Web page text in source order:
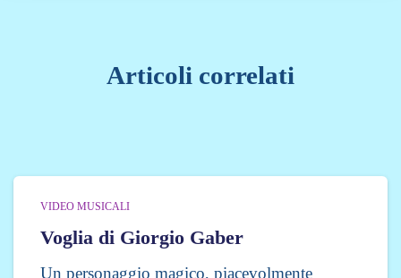
Articoli correlati
VIDEO MUSICALI
Voglia di Giorgio Gaber
Un personaggio magico, piacevolmente